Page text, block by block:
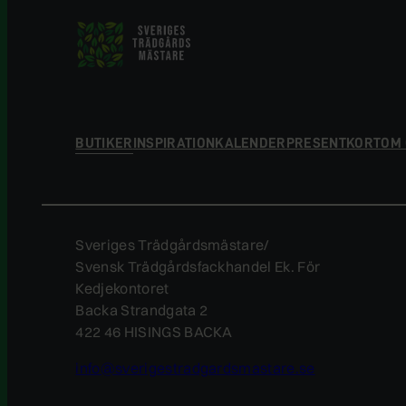
BUTIKER INSPIRATION KALENDER PRESENTKORTOM
Sveriges Trädgårdsmästare/
Svensk Trädgårdsfackhandel Ek. För
Kedjekontoret
Backa Strandgata 2
422 46 HISINGS BACKA
info@sverigestradgardsmastare.se